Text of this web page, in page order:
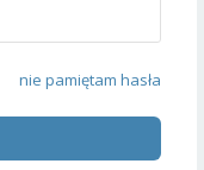
nie pamiętam hasła